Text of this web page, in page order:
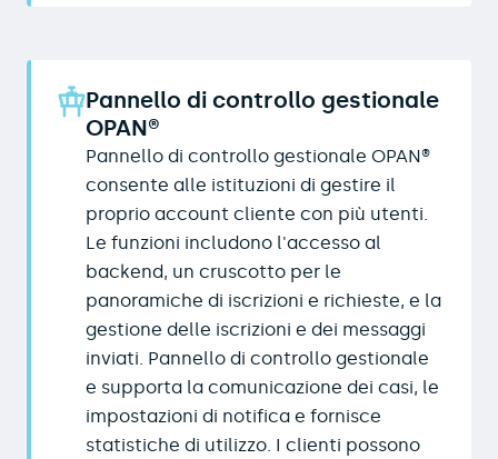
Pannello di controllo gestionale
OPAN®
Pannello di controllo gestionale OPAN®
consente alle istituzioni di gestire il
proprio account cliente con più utenti.
Le funzioni includono l'accesso al
backend, un cruscotto per le
panoramiche di iscrizioni e richieste, e la
gestione delle iscrizioni e dei messaggi
inviati. Pannello di controllo gestionale
e supporta la comunicazione dei casi, le
impostazioni di notifica e fornisce
statistiche di utilizzo. I clienti possono